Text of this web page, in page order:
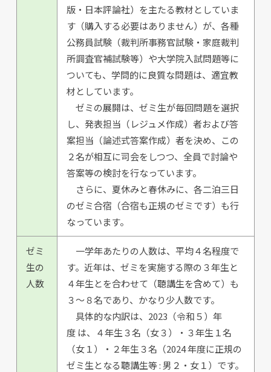
版・日本評論社）を主たる教材としていま
す（購入する必要はありません）が、各種
公務員試験（裁判所事務官試験・家庭裁判
所調査官補試験等）や大学院入試問題等に
ついても、学問的に良質な問題は、適宜教
材としています。
ゼミの展開は、ゼミ生が毎回問題を選択
し、発表担当（レジュメ作成）者および答
案担当（論述式答案作成）者を決め、この
２名が相互に司会をしつつ、全員で討論や
答案等の検討を行なっています。
さらに、夏休みと春休みに、各二泊三日
のゼミ合宿（合宿も正規のゼミです）も行
なっています。
ゼミ
生の
人数
一学年あたりの人数は、平均４名程度で
す。近年は、ゼミを実施する際の３年生と
４年生とを合わせて（聴講生を含めて）も
３〜８名であり、かなり少人数です。
具体的な内訳は、2023（令和５）年
度 は、４年生３名（女３）・３年生１名
（女１）・２年生３名（2024 年度に正規の
ゼミ生となる聴講生等 : 男２・女１）です。